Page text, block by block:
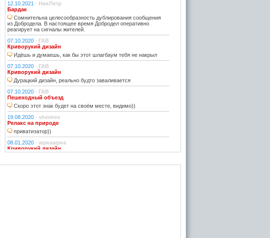
12.10.2021 - НикПетр
Бардак
Сомнительна целесообразность дублирования сообщения
из Добродела. В настоящее время Добродел оперативно
реагирует на сигналы жителей.
07.10.2020 - ГАВ
Криворукий дизайн
Идёшь и думаешь, как бы этот шлагбаум тебя не накрыл
07.10.2020 - ГАВ
Криворукий дизайн
Дурацкий дизайн, реально будто заваливается
07.10.2020 - ГАВ
Пешеходный объезд
Скоро этот знак будет на своём месте, видимо))
19.08.2020 - shevirev
Релакс на природе
приватизатор))
08.01.2020 - aqwaaqwa
Криворукий дизайн